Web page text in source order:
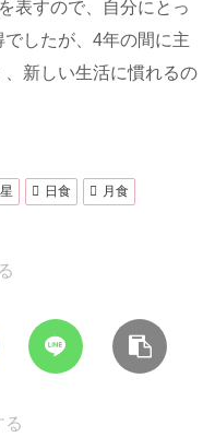
表すので、自分にとっ
したが、4年の間に主
新しい生活に慣れるの
日食
月食
る